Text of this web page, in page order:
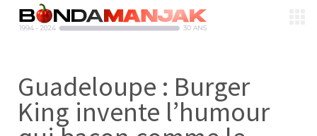
Guadeloupe : Burger
King invente l’humour